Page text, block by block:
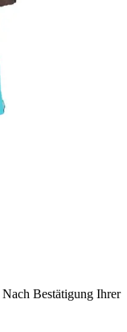
Nach Bestätigung Ihrer